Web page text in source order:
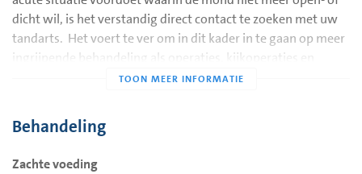
Een aandoening van het gewricht, waarbij ook
daadwerkelijke veranderingen in vorm van het kraakbeen en
de kaakkopje kunnen optreden.
dicht wil, is het verstandig direct contact te zoeken met uw
tandarts. Het voert te ver om in dit kader in te gaan op meer
ingrijpende behandeling als operaties, kijkoperaties en
gewrichtsspoelingen.
Behandeling
Zachte voeding